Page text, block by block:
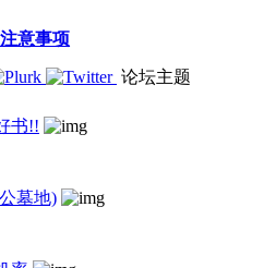
意事项
论坛主题
书!!
墓地)